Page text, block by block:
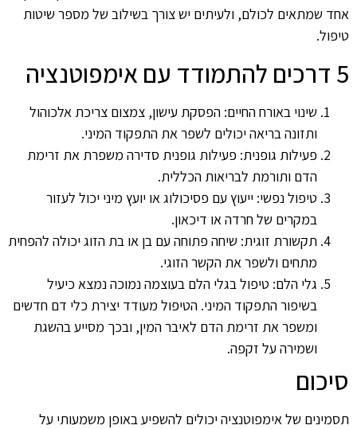
אחד שמתאים לכולם, ולעיתים יש צורך בשילוב של מספר שיטות
טיפול.
5 דרכים להתמודד עם אימפוטנציה
שינוי באורח החיים: הפסקת עישון, צמצום צריכת אלכוהול
ותזונה בריאה יכולים לשפר את התפקוד המיני.
פעילות גופנית: פעילות גופנית סדירה משפרת את זרימת
הדם ותורמת לבריאות הכללית.
טיפול נפשי: ייעוץ עם פסיכולוג או יועץ מיני יכול לעזור
במקרים של חרדה או דיכאון.
תקשורת זוגית: שיחה פתוחה עם בן או בת הזוג יכולה להפחית
מתחים ולשפר את הקשר הזוגי.
גלי הלם: טיפול בגלי הלם בעוצמה נמוכה נמצא כיעיל
בשיפור התפקוד המיני. הטיפול מעודד יצירת כלי דם חדשים
ומשפר את זרימת הדם לאיבר המין, ובכך מסייע בהשגת
ושמירה על זקפה.
סיכום
תסמינים של אימפוטנציה יכולים להשפיע באופן משמעותי על